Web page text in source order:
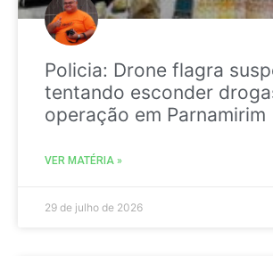
Policia: Drone flagra
tentando esconder
operação em Parnamirim
VER MATÉRIA »
29 de julho de 2026